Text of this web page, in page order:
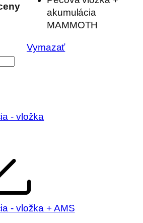
akumulácia
MAMMOTH
Vymazať
- vložka
- vložka + AMS